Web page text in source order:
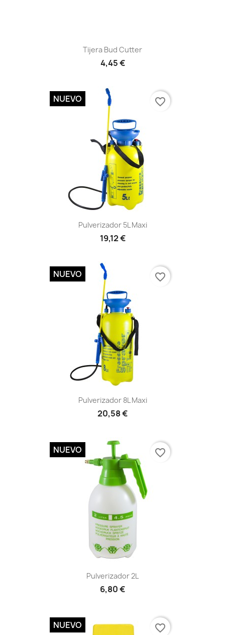
Vista rápida
Tijera Bud Cutter
4,45 €
Vista rápida
Pulverizador 5L Maxi
19,12 €
NUEVO favorite_border
Vista rápida
Pulverizador 8L Maxi
20,58 €
NUEVO favorite_border
Vista rápida
Pulverizador 2L
6,80 €
NUEVO favorite_border
NUEVO favorite_border